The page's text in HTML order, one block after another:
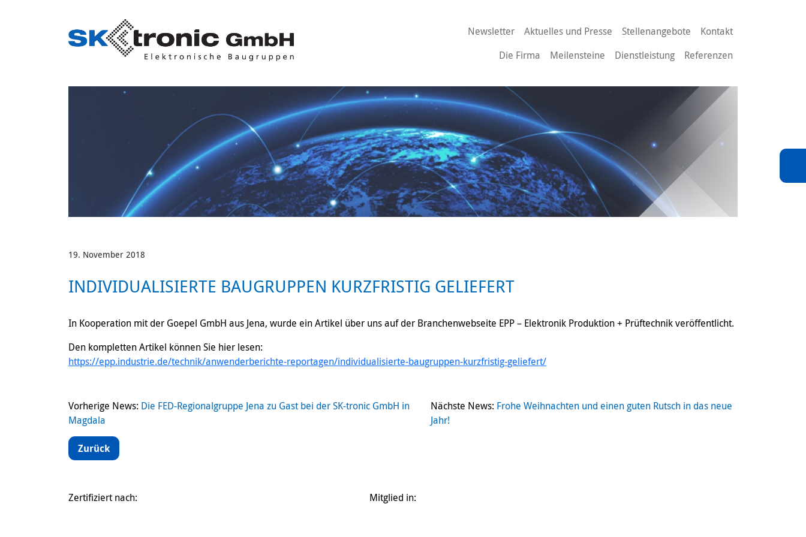
Newsletter Aktuelles und Presse Stellenangebote
Kontakt
Die Firma
Meilensteine Dienstleistung Referenzen
19. November 2018
INDIVIDUALISIERTE BAUGRUPPEN KURZFRISTIG GELIEFERT
In Kooperation mit der Goepel GmbH aus Jena, wurde ein Artikel über uns auf der Branchenwebseite EPP – Elektronik Produktion + Prüftechnik veröffentlicht.
Den kompletten Artikel können Sie hier lesen:
https://epp.industrie.de/technik/anwenderberichte-reportagen/individualisierte-baugruppen-kurzfristig-geliefert/
Vorherige News: Die FED-Regionalgruppe Jena zu Gast bei der SK-tronic GmbH in
Magdala
Nächste News: Frohe Weihnachten und einen guten Rutsch in das neue
Jahr!
Zurück
Zertifiziert nach: Mitglied in: